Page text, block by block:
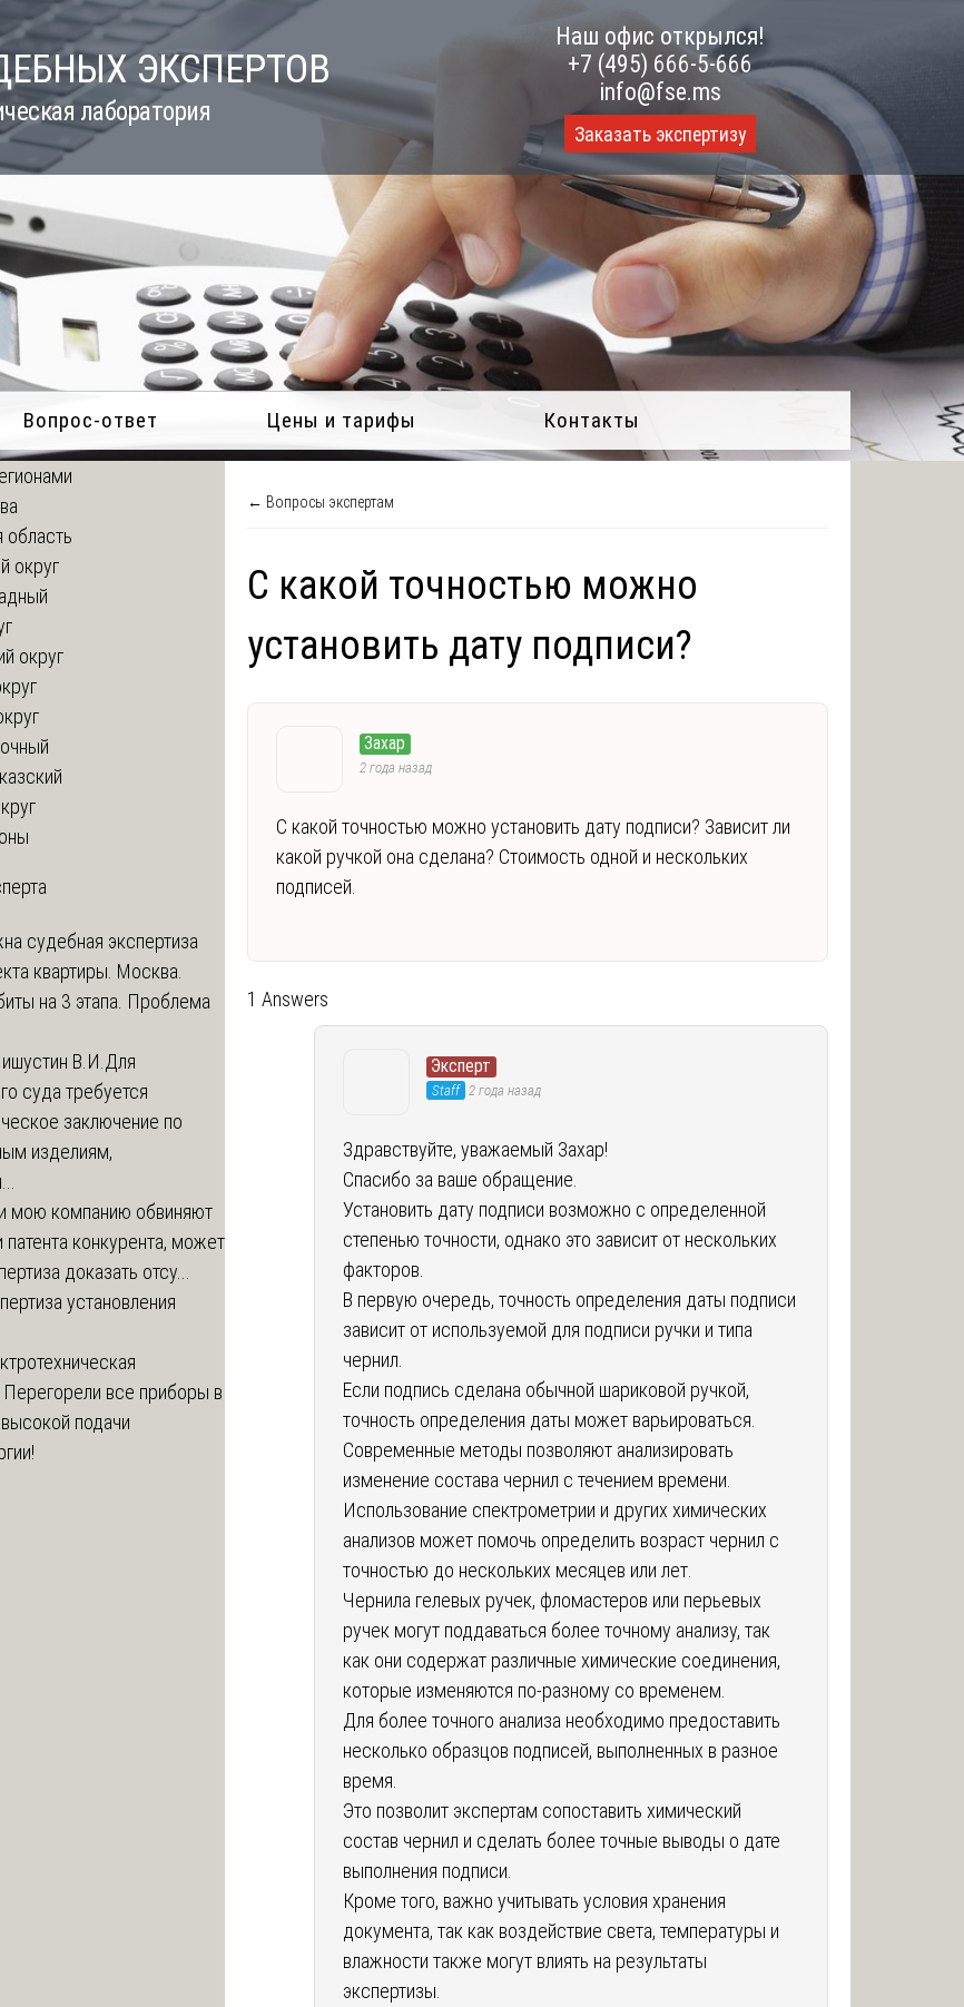
ЭКСПЕРТОВ
лаборатория
Наш офис открылся!
+7 (495) 666-5-666
info@fse.ms
Заказать экспертизу
Вопрос-ответ Цены и тарифы Контакты
← Вопросы экспертам
С какой точностью можно
установить дату подписи?
Захар
2 года назад
С какой точностью можно установить дату подписи? Зависит ли
какой ручкой она сделана? Стоимость одной и нескольких
подписей.
1 Answers
Эксперт
Staff 2 года назад
Здравствуйте, уважаемый Захар!
Спасибо за ваше обращение.
Установить дату подписи возможно с определенной
степенью точности, однако это зависит от нескольких
факторов.
В первую очередь, точность определения даты подписи
зависит от используемой для подписи ручки и типа
чернил.
Если подпись сделана обычной шариковой ручкой,
точность определения даты может варьироваться.
Современные методы позволяют анализировать
изменение состава чернил с течением времени.
Использование спектрометрии и других химических
анализов может помочь определить возраст чернил с
точностью до нескольких месяцев или лет.
Чернила гелевых ручек, фломастеров или перьевых
ручек могут поддаваться более точному анализу, так
как они содержат различные химические соединения,
которые изменяются по-разному со временем.
Для более точного анализа необходимо предоставить
несколько образцов подписей, выполненных в разное
время.
Это позволит экспертам сопоставить химический
состав чернил и сделать более точные выводы о дате
выполнения подписи.
Кроме того, важно учитывать условия хранения
документа, так как воздействие света, температуры и
влажности также могут влиять на результаты
экспертизы.
округ
округ
судебная экспертиза
квартиры. Москва.
на 3 этапа. Проблема
В.И. Для
суда требуется
заключение по
изделиям,
мою компанию обвиняют
патента конкурента, может
доказать отсу...
установления
Перегорели все приборы в
подачи